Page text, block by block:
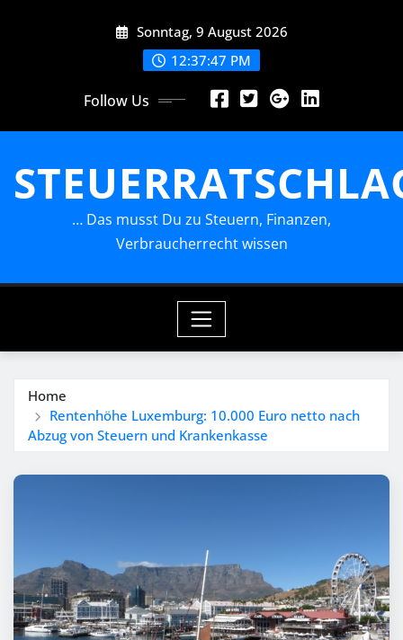
Sonntag, 9 August 2026
12:37:48 PM
Follow Us
… Das musst Du zu Steuern, Finanzen,
Verbraucherrecht wissen
Home
Rentenhöhe Luxemburg: 10.000 Euro netto nach
Abzug von Steuern und Krankenkasse